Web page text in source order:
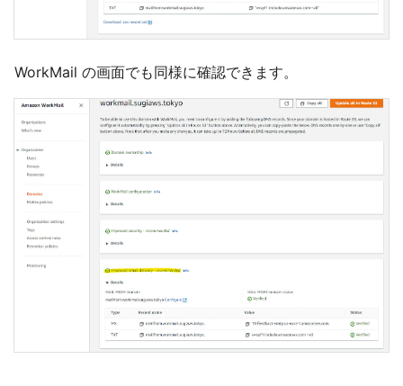
WorkMail の画面でも同様に確認できます。